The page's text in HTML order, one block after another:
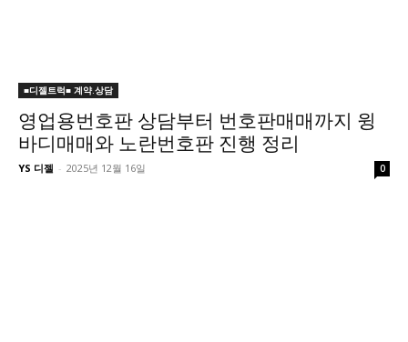
■디젤트럭■ 계약.상담
영업용번호판 상담부터 번호판매매까지 윙
바디매매와 노란번호판 진행 정리
YS 디젤 - 2025년 12월 16일 0